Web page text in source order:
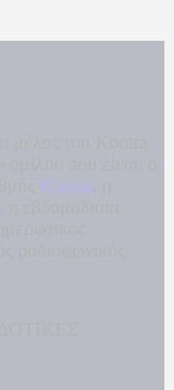
Kontra